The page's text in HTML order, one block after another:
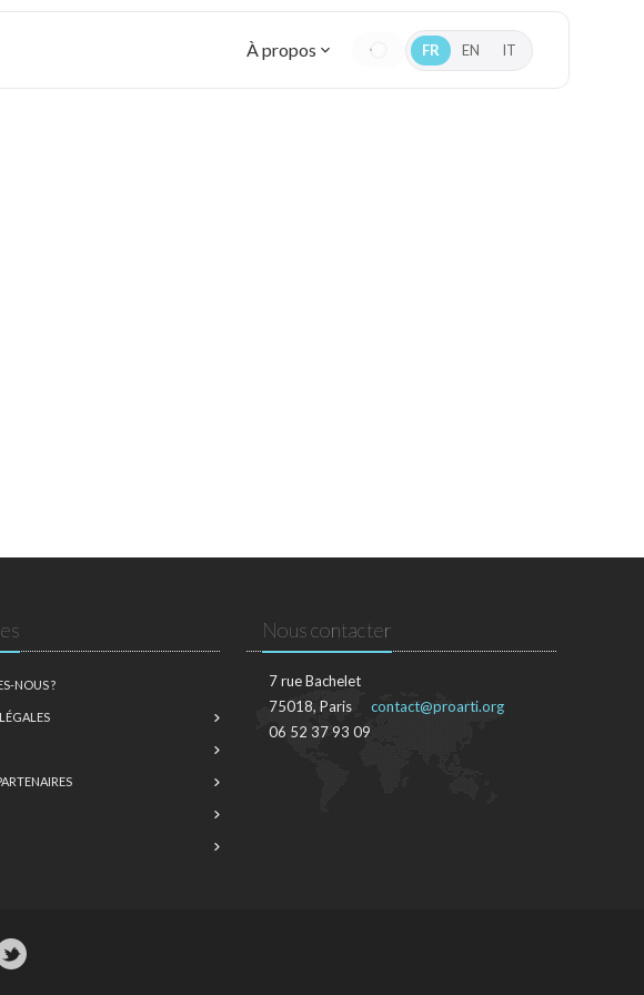
À propos FR EN IT
NOUS ?
Nous contacter
7 rue Bachelet
75018, Paris
06 52 37 93 09
contact@proarti.org